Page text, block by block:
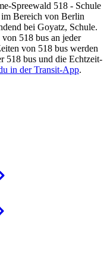
Spreewald 518 - Schule
Bereich von Berlin
bei Goyatz, Schule.
518 bus an jeder
von 518 bus werden
518 bus und die Echtzeit-
in der Transit-App.